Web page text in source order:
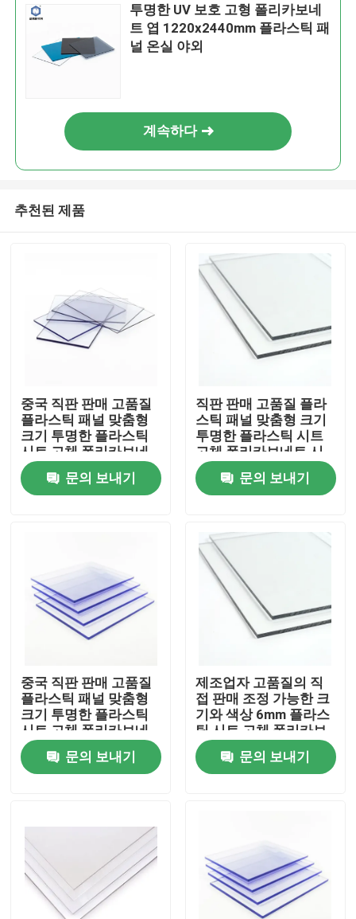
집
우리에 대하여
품질 관리
연락주세요
경우
단단한 다중 탄산염 시트
투명한 UV 보호 고형 폴리카보네
트 엽 1220x2440mm 플라스틱 패
널 온실 야외
계속하다
추천된 제품
중국 직판 판매 고품질
플라스틱 패널 맞춤형
크기 투명한 플라스틱
시트 고체 폴리카보네
트 시트
문의 보내기
직판 판매 고품질 플라
스틱 패널 맞춤형 크기
투명한 플라스틱 시트
고체 폴리카보네트 시
트
문의 보내기
중국 직판 판매 고품질
플라스틱 패널 맞춤형
크기 투명한 플라스틱
시트 고체 폴리카보네
트 시트
문의 보내기
제조업자 고품질의 직
접 판매 조정 가능한 크
기와 색상 6mm 플라스
틱 시트 고체 폴리카보
네이트 시트
문의 보내기